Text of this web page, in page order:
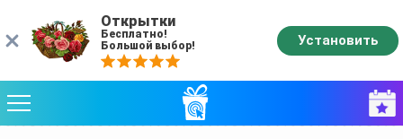
Открытки
Бесплатно!
Большой выбор!
Установить